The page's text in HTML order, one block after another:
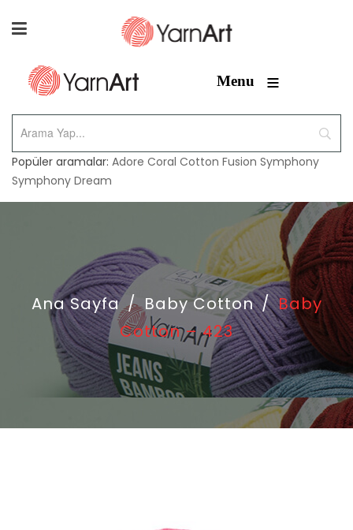
Menu ≡
Popüler aramalar: Adore Coral Cotton Fusion Symphony
Symphony Dream
Ana Sayfa / Baby Cotton / Baby
Cotton – 423